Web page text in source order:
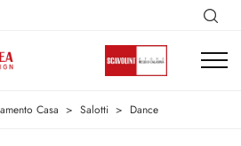
Casa > Salotti > Dance